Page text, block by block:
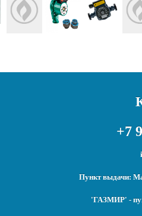
+7
Пункт выдачи:
'ГАЗМИР' -